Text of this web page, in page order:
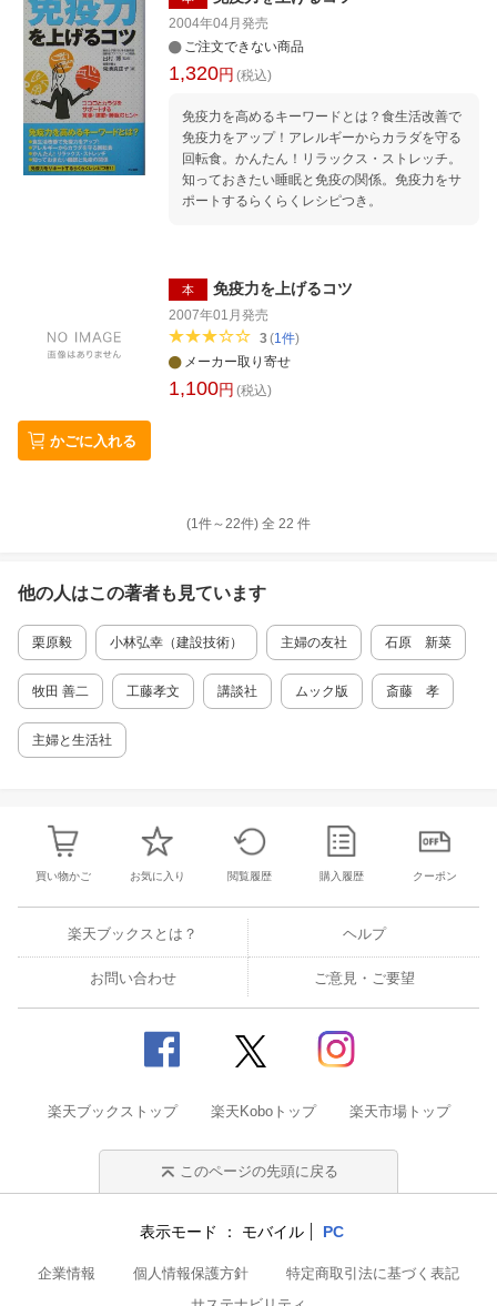
2004年04月 発売
ご注文できない商品
1,320円 (税込)
免疫力を高めるキーワードとは？食生活改善で
免疫力をアップ！アレルギーからカラダを守る
回転食。かんたん！リラックス・ストレッチ。
知っておきたい睡眠と免疫の関係。免疫力をサ
ポートするらくらくレシピつき。
かごに入れる
本 免疫力を上げるコツ
2007年01月 発売
3(1件)
メーカー取り寄せ
1,100円 (税込)
(1件～22件) 全 22 件
他の人はこの著者も見ています
栗原毅 小林弘幸（建設技術） 主婦の友社 石原 新菜
牧田 善二 工藤孝文 講談社 ムック版 斎藤 孝
主婦と生活社
買い物かご お気に入り 閲覧履歴 購入履歴 クーポン
楽天ブックスとは？ ヘルプ
お問い合わせ ご意見・ご要望
楽天ブックストップ 楽天Koboトップ 楽天市場トップ
このページの先頭に戻る
表示モード モバイル PC
企業情報 個人情報保護方針
特定商取引法に基づく表記